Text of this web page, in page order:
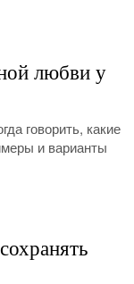
любви у
говорить, какие
и варианты